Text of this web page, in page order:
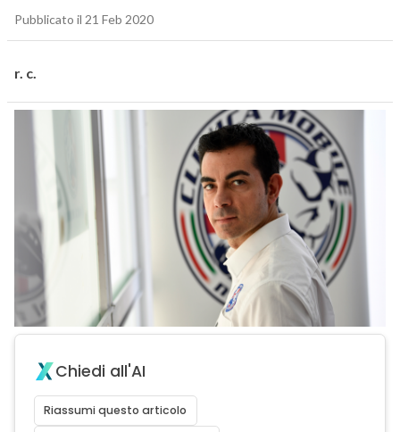
Pubblicato il 21 Feb 2020
r. c.
Chiedi all'AI
Riassumi questo articolo